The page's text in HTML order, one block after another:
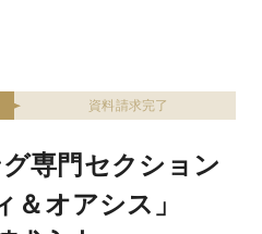
資料請求完了
専門セクション
＆オアシス」